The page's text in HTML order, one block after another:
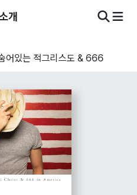
개
어있는 적그리스도 & 666